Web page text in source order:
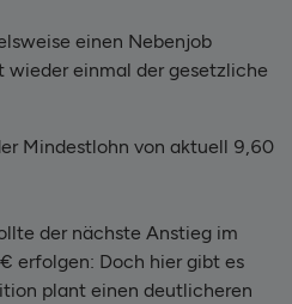
einen Nebenjob
einmal der gesetzliche
Mindestlohn von aktuell 9,60
der nächste Anstieg im
erfolgen: Doch hier gibt es
plant einen deutlicheren